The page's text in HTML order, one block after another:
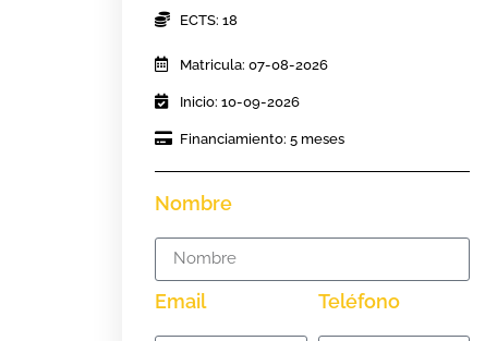
ECTS: 18
Matricula: 07-08-2026
Inicio: 10-09-2026
Financiamiento: 5 meses
Nombre
Email Teléfono